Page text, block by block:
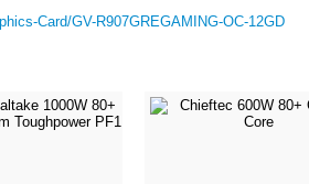
Card/GV-R907GREGAMING-OC-12GD